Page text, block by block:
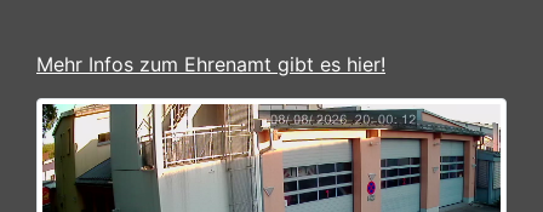
Mehr Infos zum Ehrenamt gibt es hier!